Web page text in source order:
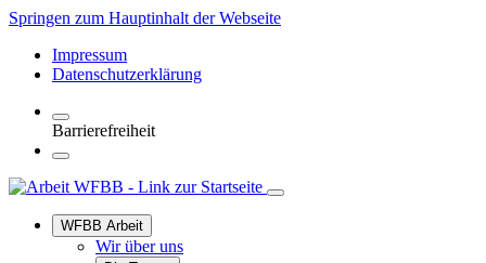
Springen zum Hauptinhalt der Webseite
Impressum
Datenschutzerklärung
Barrierefreiheit
WFBB Arbeit
Wir über uns